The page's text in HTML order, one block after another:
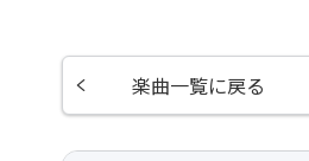
楽曲一覧に戻る